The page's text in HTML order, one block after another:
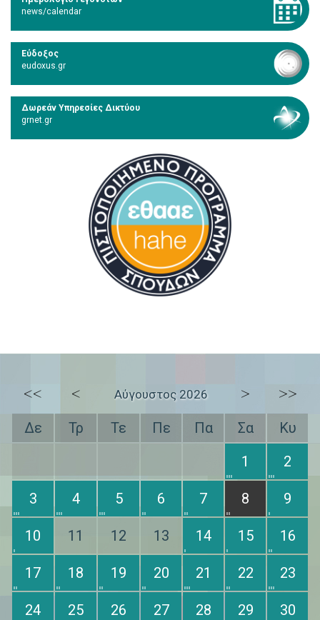
news/calendar
Εύδοξος
eudoxus.gr
Δωρεάν Υπηρεσίες Δικτύου
grnet.gr
<< < Αύγουστος 2026 > >>
Δε Τρ Τε Πε Πα Σα
Κυ
1
2
3 4 5 6 7 8 9
10 11 12 13 14 15 16
17 18 19 20 21 22 23
24 25 26 27 28 29 30